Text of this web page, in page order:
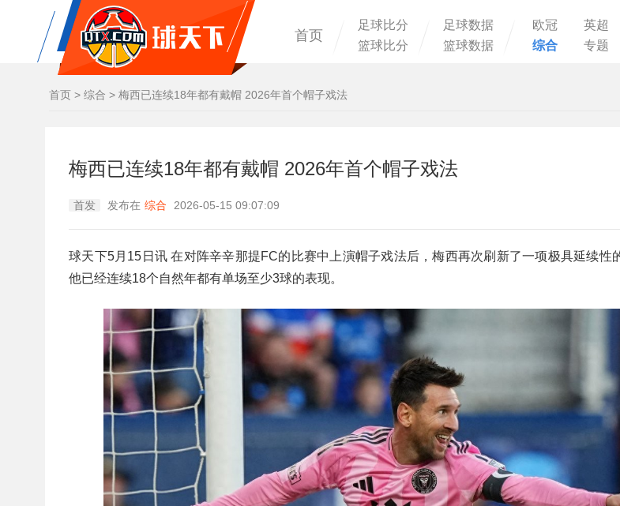
首页
足球比分
篮球比分
足球数据
篮球数据
欧冠 英超
综合
专题
首页 > 综合 > 梅西已连续18年都有戴帽 2026年首个帽子戏法
梅西已连续18年都有戴帽 2026年首个帽子戏法
首发 发布在 综合 2026-05-15 09:07:09
球天下5月15日讯 在对阵辛辛那提FC的比赛中上演帽子戏法后，梅西再次刷新了一项极具延续性
他已经连续18个自然年都有单场至少3球的表现。